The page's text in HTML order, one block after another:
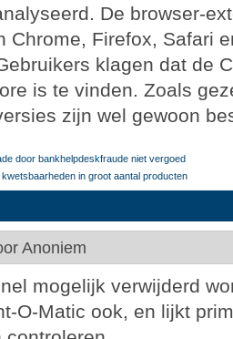
De browser-
Chrome, Firefox, Safari
klagen dat de
is te vinden. Zoals
zijn wel gewoon
door bankhelpdeskfraude niet vergoed
in groot aantal producten
Anoniem
mogelijk verwijderd
O-Matic ook, en lijkt